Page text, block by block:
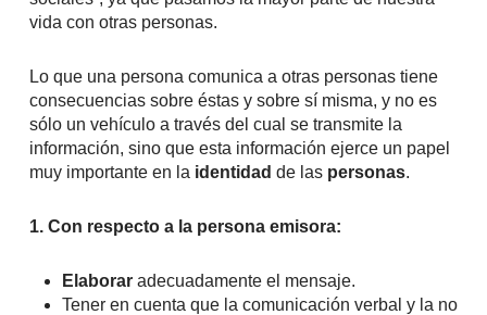
vida con otras personas.
Lo que una persona comunica a otras personas tiene
consecuencias sobre éstas y sobre sí misma, y no es
sólo un vehículo a través del cual se transmite la
información, sino que esta información ejerce un papel
muy importante en la identidad de laspersonas.
1. Con respecto a la persona emisora:
Elaborar adecuadamente el mensaje.
Tener en cuenta que la comunicación verbal y la no